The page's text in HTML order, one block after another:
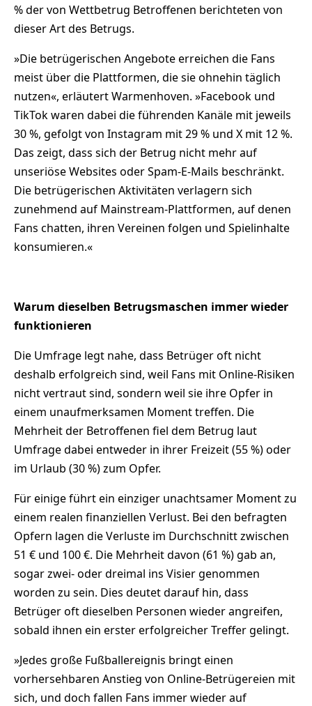
% der von Wettbetrug Betroffenen berichteten von
dieser Art des Betrugs.
»Die betrügerischen Angebote erreichen die Fans
meist über die Plattformen, die sie ohnehin täglich
nutzen«, erläutert Warmenhoven. »Facebook und
TikTok waren dabei die führenden Kanäle mit jeweils
30 %, gefolgt von Instagram mit 29 % und X mit 12 %.
Das zeigt, dass sich der Betrug nicht mehr auf
unseriöse Websites oder Spam-E-Mails beschränkt.
Die betrügerischen Aktivitäten verlagern sich
zunehmend auf Mainstream-Plattformen, auf denen
Fans chatten, ihren Vereinen folgen und Spielinhalte
konsumieren.«
Warum dieselben Betrugsmaschen immer wieder
funktionieren
Die Umfrage legt nahe, dass Betrüger oft nicht
deshalb erfolgreich sind, weil Fans mit Online-Risiken
nicht vertraut sind, sondern weil sie ihre Opfer in
einem unaufmerksamen Moment treffen. Die
Mehrheit der Betroffenen fiel dem Betrug laut
Umfrage dabei entweder in ihrer Freizeit (55 %) oder
im Urlaub (30 %) zum Opfer.
Für einige führt ein einziger unachtsamer Moment zu
einem realen finanziellen Verlust. Bei den befragten
Opfern lagen die Verluste im Durchschnitt zwischen
51 € und 100 €. Die Mehrheit davon (61 %) gab an,
sogar zwei- oder dreimal ins Visier genommen
worden zu sein. Dies deutet darauf hin, dass
Betrüger oft dieselben Personen wieder angreifen,
sobald ihnen ein erster erfolgreicher Treffer gelingt.
»Jedes große Fußballereignis bringt einen
vorhersehbaren Anstieg von Online-Betrügereien mit
sich, und doch fallen Fans immer wieder auf